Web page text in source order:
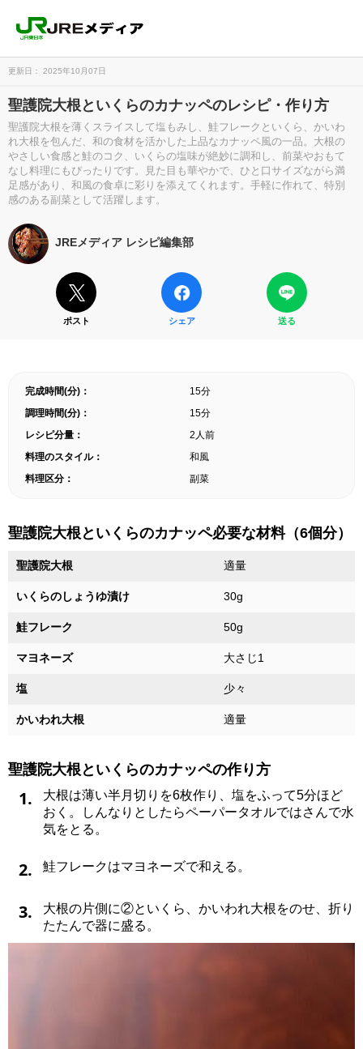
更新日： 2025年10月07日
聖護院大根といくらのカナッペのレシピ・作り方
聖護院大根を薄くスライスして塩もみし、鮭フレークといくら、かいわ
れ大根を包んだ、和の食材を活かした上品なカナッペ風の一品。大根の
やさしい食感と鮭のコク、いくらの塩味が絶妙に調和し、前菜やおもて
なし料理にもぴったりです。見た目も華やかで、ひと口サイズながら満
足感があり、和風の食卓に彩りを添えてくれます。手軽に作れて、特別
感のある副菜として活躍します。
JREメディア レシピ編集部
ポスト シェア 送る
完成時間(分)：
15分
調理時間(分)：
15分
レシピ分量：
2人前
料理のスタイル：
和風
料理区分：
副菜
聖護院大根といくらのカナッペ必要な材料（6個分）
聖護院大根 適量
いくらのしょうゆ漬け 30g
鮭フレーク 50g
マヨネーズ 大さじ1
塩 少々
かいわれ大根 適量
聖護院大根といくらのカナッペの作り方
1.
大根は薄い半月切りを6枚作り、塩をふって5分ほど
おく。しんなりとしたらペーパータオルではさんで水
気をとる。
2. 鮭フレークはマヨネーズで和える。
3.
大根の片側に②といくら、かいわれ大根をのせ、折り
たたんで器に盛る。